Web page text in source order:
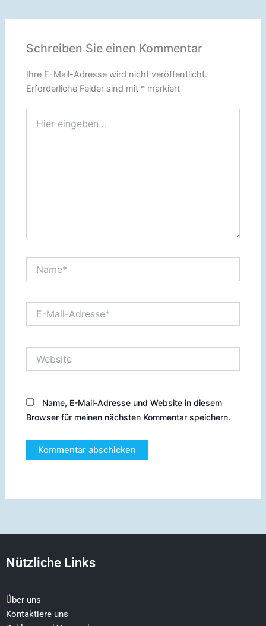
Schreiben Sie einen Kommentar
Ihre E-Mail-Adresse wird nicht veröffentlicht.
Erforderliche Felder sind mit * markiert
eingeben…
Mail-
Name, E-Mail-Adresse und Website in diesem
Browser für meinen nächsten Kommentar speichern.
Nützliche Links
Über uns
Kontaktiere uns